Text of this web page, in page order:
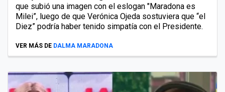
que subió una imagen con el eslogan "Maradona es
Milei”, luego de que Verónica Ojeda sostuviera que “el
Diez” podría haber tenido simpatía con el Presidente.
VER MÁS DE DALMA MARADONA